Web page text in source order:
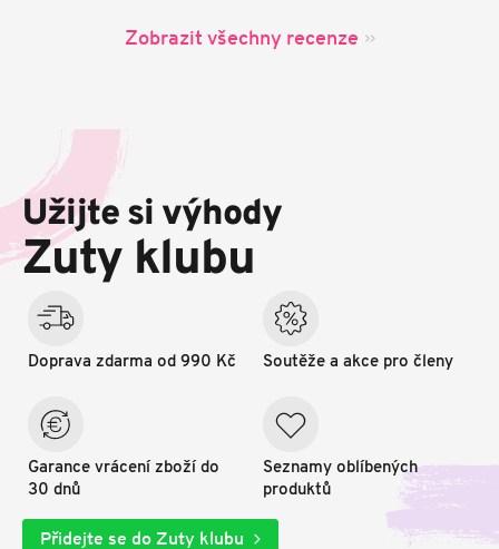
Zobrazit všechny recenze
a
í
Užijte si výhody
Zuty klubu
Doprava zdarma od 990 Kč
Garance vrácení zboží do
30 dnů
Soutěže a akce pro členy
Seznamy oblíbených
produktů
Přidejte se do Zuty klubu